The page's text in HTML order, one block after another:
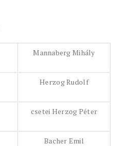
Mannaberg Mihály
Herzog Rudolf
csetei Herzog Péter
Bacher Emil